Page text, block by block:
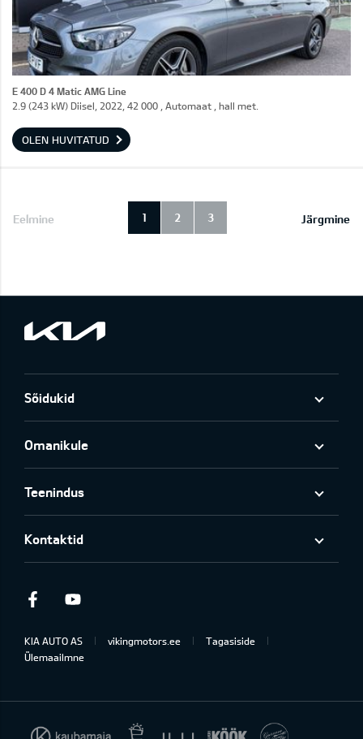
E 400 D 4 Matic AMG Line
2.9 (243 kW) Diisel, 2022, 42 000 , Automaat , hall met.
OLEN HUVITATUD
Eelmine Järgmine
1 2 3
Sõidukid
Omanikule
Teenindus
Kontaktid
Facebook
KIA AUTO AS vikingmotors.ee
Tagasiside
Ülemaailmne